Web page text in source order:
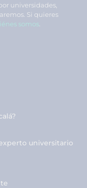
universidades,
Si quieres
somos
universitario